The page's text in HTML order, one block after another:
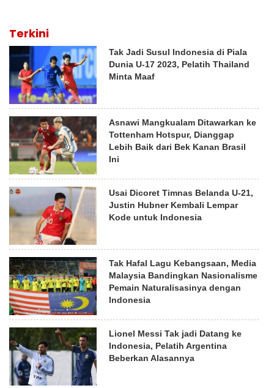
Terkini
Tak Jadi Susul Indonesia di Piala
Dunia U-17 2023, Pelatih Thailand
Minta Maaf
Asnawi Mangkualam Ditawarkan ke
Tottenham Hotspur, Dianggap
Lebih Baik dari Bek Kanan Brasil
Ini
Usai Dicoret Timnas Belanda U-21,
Justin Hubner Kembali Lempar
Kode untuk Indonesia
Tak Hafal Lagu Kebangsaan, Media
Malaysia Bandingkan Nasionalisme
Pemain Naturalisasinya dengan
Indonesia
Lionel Messi Tak jadi Datang ke
Indonesia, Pelatih Argentina
Beberkan Alasannya